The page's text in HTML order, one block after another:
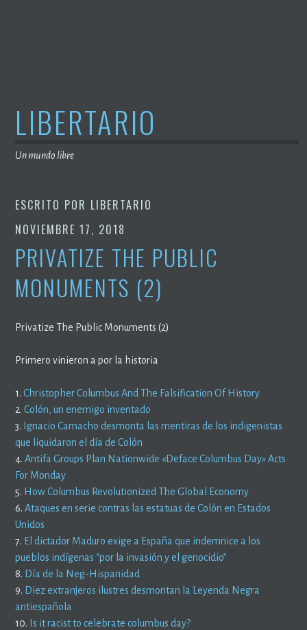
LIBERTARIO
Un mundo libre
ESCRITO POR LIBERTARIO
NOVIEMBRE 17, 2018
PRIVATIZE THE PUBLIC
MONUMENTS (2)
Privatize The Public Monuments (2)
Primero vinieron a por la historia
1.Christopher Columbus And The Falsification Of History
2.Colón, un enemigo inventado
3. Ignacio Camacho desmonta las mentiras de los indigenistas
que liquidaron el día de Colón
4.Antifa Groups Plan Nationwide «Deface Columbus Day» Acts
For Monday
5. How Columbus Revolutionized The Global Economy
6.Ataques en serie contras las estatuas de Colón en Estados
Unidos
7. El dictador Maduro exige a España que indemnice a los
pueblos indígenas “por la invasión y el genocidio”
8. Día de la Neg-Hispanidad
9. Diez extranjeros ilustres desmontan la Leyenda Negra
antiespañola
10. Is it racist to celebrate columbus day?